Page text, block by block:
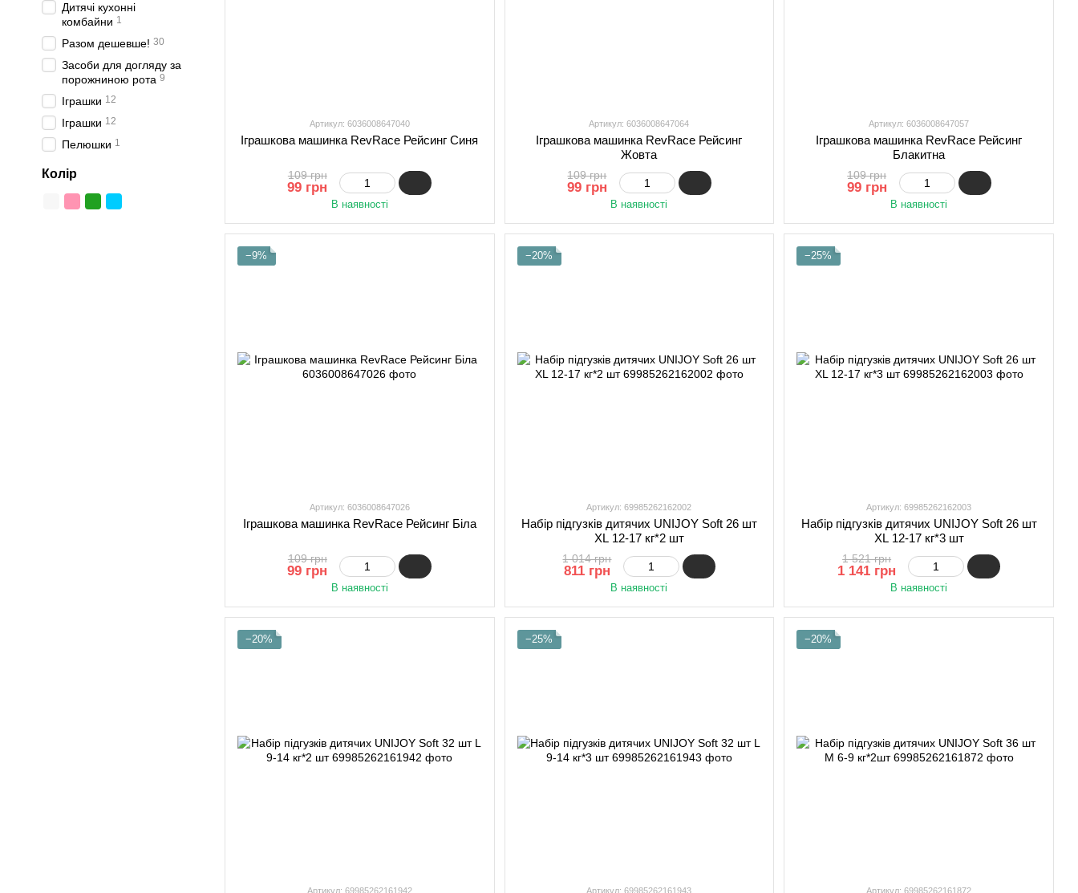
Артикул: 6036008647040
Іграшкова машинка RevRace Рейсинг Синя
109 грн
99 грн
В наявності
Артикул: 6036008647064
Іграшкова машинка RevRace Рейсинг
Жовта
109 грн
99 грн
В наявності
Артикул: 6036008647057
Іграшкова машинка RevRace Рейсинг
Блакитна
109 грн
99 грн
В наявності
−9%
Артикул: 6036008647026
Іграшкова машинка RevRace Рейсинг Біла
109 грн
99 грн
В наявності
−20%
Артикул: 69985262162002
Набір підгузків дитячих UNIJOY Soft 26 шт
XL 12-17 кг*2 шт
1 014 грн
811 грн
В наявності
−25%
Артикул: 69985262162003
Набір підгузків дитячих UNIJOY Soft 26 шт
XL 12-17 кг*3 шт
1 521 грн
1 141 грн
В наявності
−20%
Артикул: 69985262161942
−25%
Артикул: 69985262161943
−20%
Артикул: 69985262161872
Дитячі кухонні
комбайни 1
Разом дешевше! 30
Засоби для догляду за
порожниною рота 9
Іграшки 12
Іграшки 12
Пелюшки 1
Колір